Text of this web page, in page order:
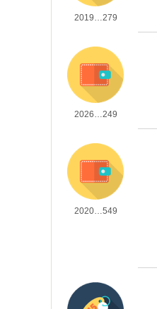
2019…279
2026…249
2020…549